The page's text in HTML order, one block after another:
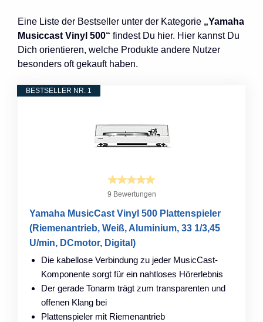
Eine Liste der Bestseller unter der Kategorie „Yamaha
Musiccast Vinyl 500“ findest Du hier. Hier kannst Du
Dich orientieren, welche Produkte andere Nutzer
besonders oft gekauft haben.
BESTSELLER NR. 1
9 Bewertungen
Yamaha MusicCast Vinyl 500 Plattenspieler
(Riemenantrieb, Weiß, Aluminium, 33 1/3,45
U/min, DCmotor, Digital)
Die kabellose Verbindung zu jeder MusicCast-
Komponente sorgt für ein nahtloses Hörerlebnis
Der gerade Tonarm trägt zum transparenten und
offenen Klang bei
Plattenspieler mit Riemenantrieb